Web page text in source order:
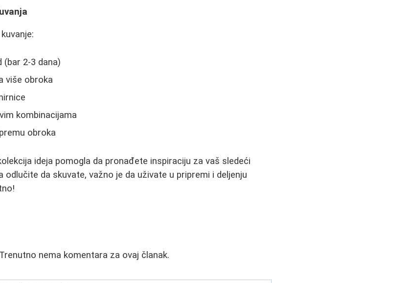
(bar 2-3 dana)
više obroka
kombinacijama
obroka
ideja pomogla da pronađete inspiraciju za vaš sledeći
odlučite da skuvate, važno je da uživate u pripremi i deljenju
Trenutno nema komentara za ovaj članak.